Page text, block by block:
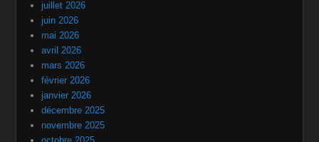
juillet 2026
juin 2026
mai 2026
avril 2026
mars 2026
février 2026
janvier 2026
décembre 2025
novembre 2025